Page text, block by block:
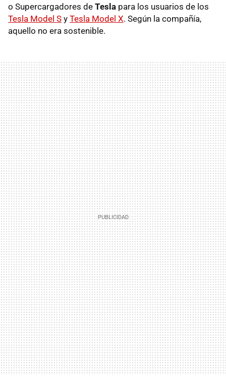
o Supercargadores de Tesla para los usuarios de los
Tesla Model S y Tesla Model X. Según la compañía,
aquello no era sostenible.